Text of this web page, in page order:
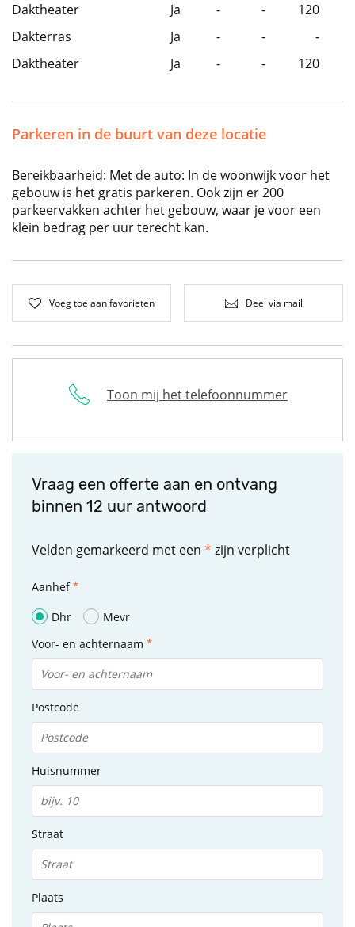
Daktheater
Ja - -
120
Dakterras
Ja - -
-
Daktheater
Ja - - 120
Parkeren in de buurt van deze locatie
Bereikbaarheid: Met de auto: In de woonwijk voor het
gebouw is het gratis parkeren. Ook zijn er 200
parkeervakken achter het gebouw, waar je voor een
klein bedrag per uur terecht kan.
Voeg toe aan favorieten Deel via mail
Toon mij het telefoonnummer
Vraag een offerte aan en ontvang
binnen 12 uur antwoord
Velden gemarkeerd met een * zijn verplicht
Aanhef
Dhr
Mevr
Voor- en achternaam
Postcode
Huisnummer
Straat
Plaats